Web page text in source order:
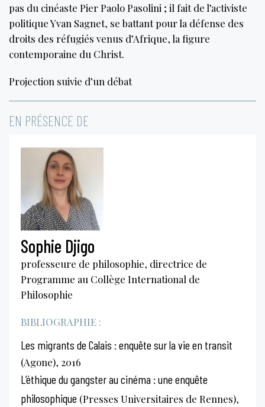
pas du cinéaste Pier Paolo Pasolini ; il fait de l’activiste
politique Yvan Sagnet, se battant pour la défense des
droits des réfugiés venus d’Afrique, la figure
contemporaine du Christ.
Projection suivie d’un débat
EN PRÉSENCE DE
Sophie Djigo
professeure de philosophie, directrice de
Programme au Collège International de
Philosophie
BIBLIOGRAPHIE :
Les migrants de Calais : enquête sur la vie en transit
(Agone), 2016
L’éthique du gangster au cinéma : une enquête
philosophique (Presses Universitaires de Rennes),